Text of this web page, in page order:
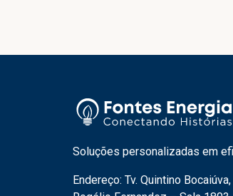
Soluções personalizadas em
Endereço: Tv. Quintino